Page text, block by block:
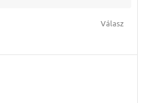
Válasz